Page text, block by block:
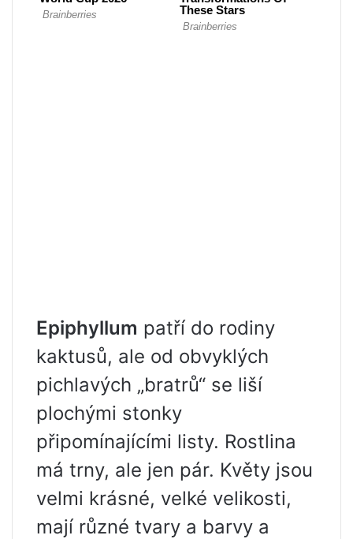
Epiphyllum patří do rodiny
kaktusů, ale od obvyklých
pichlavých „bratrů“ se liší
plochými stonky
připomínajícími listy. Rostlina
má trny, ale jen pár. Květy jsou
velmi krásné, velké velikosti,
mají různé tvary a barvy a